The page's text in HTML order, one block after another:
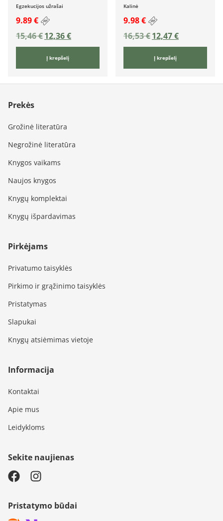
Egzekucijos užrašai
9.89 €
15,46€12,36€
Į krepšelį
Kalinė
9.98 €
16,53€12,47€
Į krepšelį
Prekės
Grožinė literatūra
Negrožinė literatūra
Knygos vaikams
Naujos knygos
Knygų komplektai
Knygų išpardavimas
Pirkėjams
Privatumo taisyklės
Pirkimo ir grąžinimo taisyklės
Pristatymas
Slapukai
Knygų atsiėmimas vietoje
Informacija
Kontaktai
Apie mus
Leidykloms
Sekite naujienas
Pristatymo būdai